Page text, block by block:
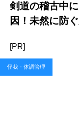
剣道の稽古中
因！未然に防
[PR]
怪我・体調管理